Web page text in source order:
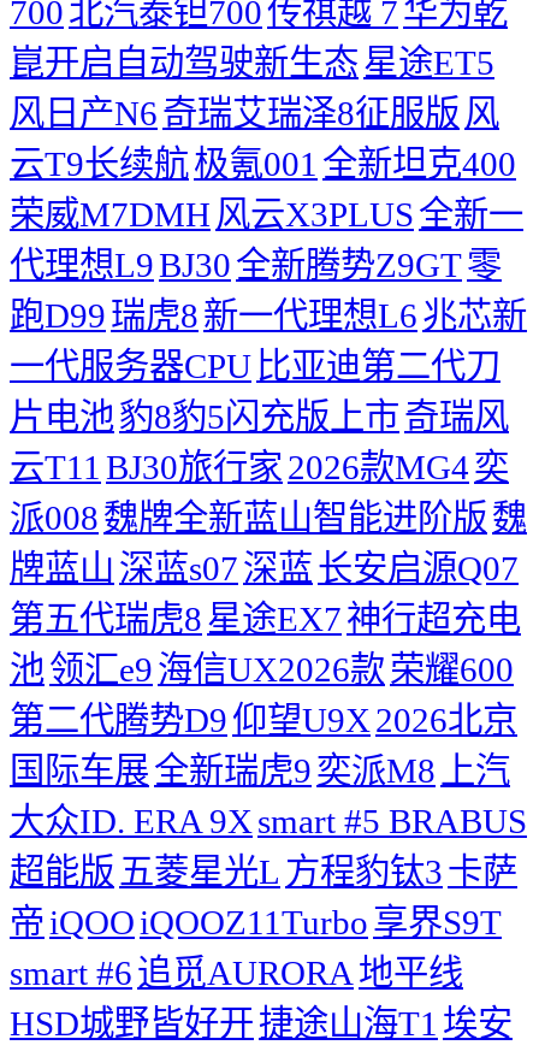
700北汽泰钽700传祺越 7华为乾
崑开启自动驾驶新生态星途ET5
风日产N6奇瑞艾瑞泽8征服版 风
云T9长续航极氪001 全新坦克400
荣威M7DMH 风云X3PLUS全新一
代理想L9BJ30全新腾势Z9GT零
跑D99瑞虎8新一代理想L6兆芯新
一代服务器CPU 比亚迪第二代刀
片电池豹8豹5闪充版上市奇瑞风
云T11 BJ30旅行家 2026款MG4奕
派008魏牌全新蓝山智能进阶版魏
牌蓝山 深蓝s07深蓝长安启源Q07
第五代瑞虎8星途EX7神行超充电
池领汇e9海信UX2026款荣耀600
第二代腾势D9仰望U9X2026北京
国际车展全新瑞虎9奕派M8 上汽
大众ID. ERA 9Xsmart #5 BRABUS
超能版 五菱星光L 方程豹钛3卡萨
帝iQOOiQOOZ11Turbo享界S9T
smart #6追觅AURORA 地平线
HSD城野皆好开捷途山海T1 埃安